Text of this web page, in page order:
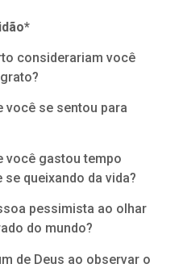
considerariam você
você se sentou para
você gastou tempo
queixando da vida?
pessimista ao olhar
do mundo?
de Deus ao observar o